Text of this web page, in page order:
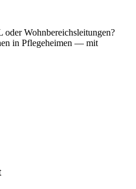
oder Wohnbereichsleitungen?
in Pflegeheimen — mit